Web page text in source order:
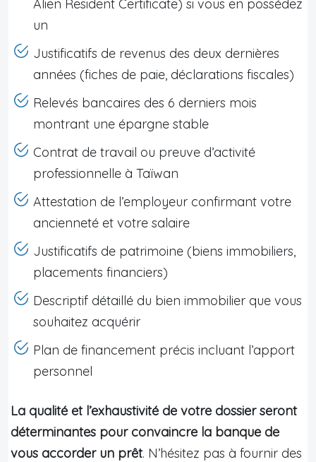
Alien Resident Certificate) si vous en possédez
un
Justificatifs de revenus des deux dernières
années (fiches de paie, déclarations fiscales)
Relevés bancaires des 6 derniers mois
montrant une épargne stable
Contrat de travail ou preuve d’activité
professionnelle à Taïwan
Attestation de l’employeur confirmant votre
ancienneté et votre salaire
Justificatifs de patrimoine (biens immobiliers,
placements financiers)
Descriptif détaillé du bien immobilier que vous
souhaitez acquérir
Plan de financement précis incluant l’apport
personnel
La qualité et l’exhaustivité de votre dossier seront
déterminantes pour convaincre la banque de
vous accorder un prêt. N’hésitez pas à fournir des